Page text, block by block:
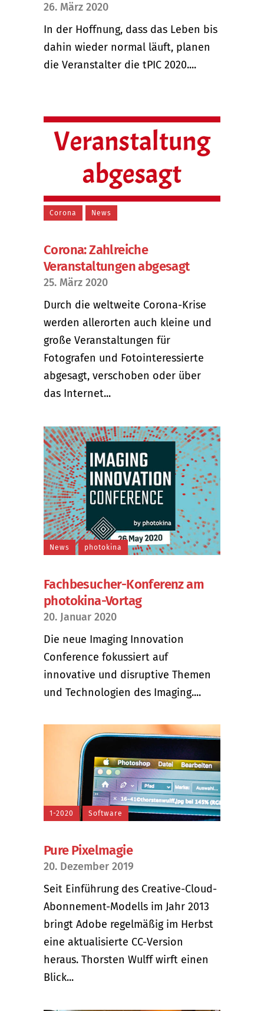
26. März 2020
In der Hoffnung, dass das Leben bis
dahin wieder normal läuft, planen
die Veranstalter die tPIC 2020....
Corona News
Corona: Zahlreiche
Veranstaltungen abgesagt
25. März 2020
Durch die weltweite Corona-Krise
werden allerorten auch kleine und
große Veranstaltungen für
Fotografen und Fotointeressierte
abgesagt, verschoben oder über
das Internet...
News photokina
Fachbesucher-Konferenz am
photokina-Vortag
20. Januar 2020
Die neue Imaging Innovation
Conference fokussiert auf
innovative und disruptive Themen
und Technologien des Imaging....
1-2020 Software
Pure Pixelmagie
20. Dezember 2019
Seit Einführung des Creative-Cloud-
Abonnement-Modells im Jahr 2013
bringt Adobe regelmäßig im Herbst
eine aktualisierte CC-Version
heraus. Thorsten Wulff wirft einen
Blick...